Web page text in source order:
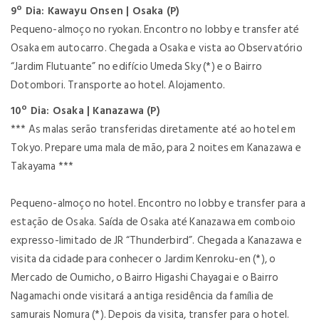
9º Dia: Kawayu Onsen | Osaka (P)
Pequeno-almoço no ryokan. Encontro no lobby e transfer até
Osaka em autocarro. Chegada a Osaka e vista ao Observatório
“Jardim Flutuante” no edifício Umeda Sky (*) e o Bairro
Dotombori. Transporte ao hotel. Alojamento.
10º Dia: Osaka | Kanazawa (P)
*** As malas serão transferidas diretamente até ao hotel em
Tokyo. Prepare uma mala de mão, para 2 noites em Kanazawa e
Takayama ***
Pequeno-almoço no hotel. Encontro no lobby e transfer para a
estação de Osaka. Saída de Osaka até Kanazawa em comboio
expresso-limitado de JR “Thunderbird”. Chegada a Kanazawa e
visita da cidade para conhecer o Jardim Kenroku-en (*), o
Mercado de Oumicho, o Bairro Higashi Chayagai e o Bairro
Nagamachi onde visitará a antiga residência da família de
samurais Nomura (*). Depois da visita, transfer para o hotel.